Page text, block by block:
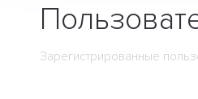
Зарегистрированные